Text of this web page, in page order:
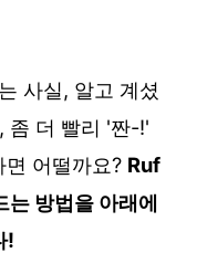
사실, 알고 계셨
좀 더 빨리 '짠-!'
어떨까요? Ruf
는 방법을 아래에
!